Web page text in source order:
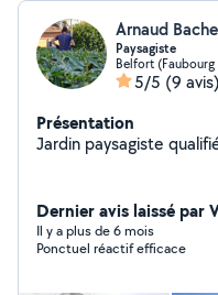
Arnaud
Paysagiste
Belfort
5/5 (9 avis)
Présentation
Jardin paysagiste
Dernier avis laissé par
Il y a plus de 6 mois
Ponctuel réactif efficace